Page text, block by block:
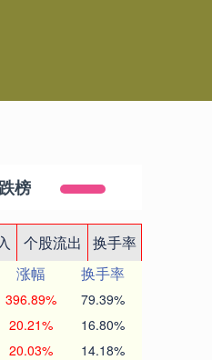
榜
个股流出
换手率
涨幅
换手率
396.89% 79.39%
20.21% 16.80%
20.03% 14.18%